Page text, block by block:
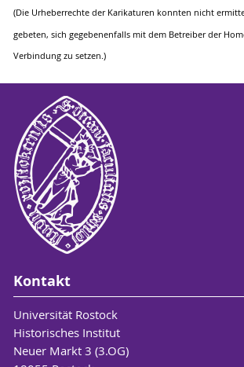
(Die Urheberrechte der Karikaturen konnten nicht
gebeten, sich gegebenenfalls mit dem Betreiber der
Verbindung zu setzen.)
Kontakt
Universität Rostock
Historisches Institut
Neuer Markt 3 (3.OG)